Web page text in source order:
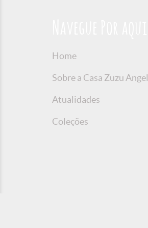
Home
Sobre a Casa Zuzu Angel
Atualidades
Coleções